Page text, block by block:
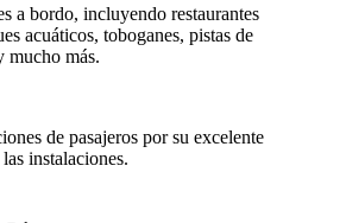
a bordo, incluyendo restaurantes
acuáticos, toboganes, pistas de
mucho más.
de pasajeros por su excelente
instalaciones.